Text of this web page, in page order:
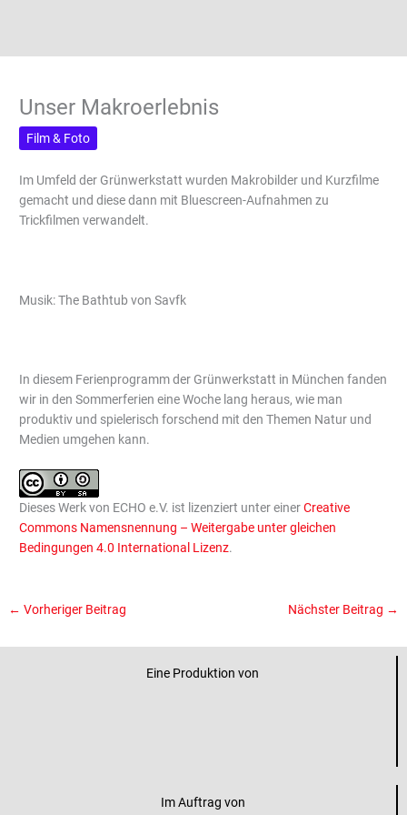
Unser Makroerlebnis
Film & Foto
Im Umfeld der Grünwerkstatt wurden Makrobilder und Kurzfilme
gemacht und diese dann mit Bluescreen-Aufnahmen zu
Trickfilmen verwandelt.
Musik: The Bathtub von Savfk
In diesem Ferienprogramm der Grünwerkstatt in München fanden
wir in den Sommerferien eine Woche lang heraus, wie man
produktiv und spielerisch forschend mit den Themen Natur und
Medien umgehen kann.
Dieses Werk von ECHO e.V. ist lizenziert unter einerCreative
Commons Namensnennung – Weitergabe unter gleichen
Bedingungen 4.0 International Lizenz.
← Vorheriger Beitrag Nächster Beitrag →
Eine Produktion von
Im Auftrag von